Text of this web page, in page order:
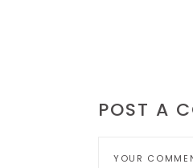
POST A